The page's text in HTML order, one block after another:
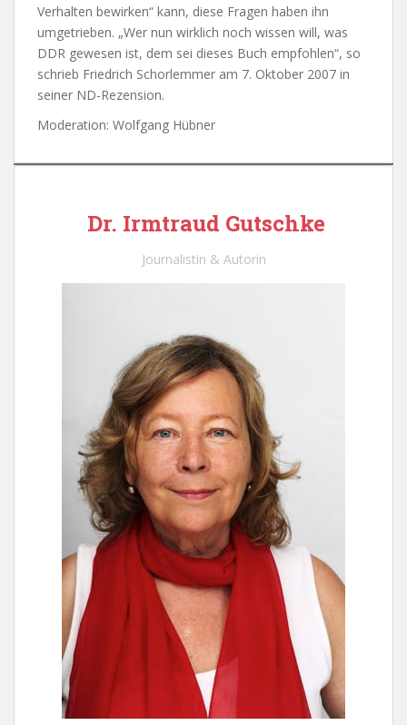
Verhalten bewirken“ kann, diese Fragen haben ihn
umgetrieben. „Wer nun wirklich noch wissen will, was
DDR gewesen ist, dem sei dieses Buch empfohlen“, so
schrieb Friedrich Schorlemmer am 7. Oktober 2007 in
seiner ND-Rezension.
Moderation: Wolfgang Hübner
Dr. Irmtraud Gutschke
Journalistin & Autorin